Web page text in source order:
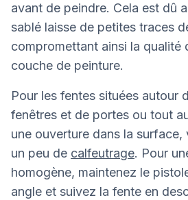
avant de peindre. Cela est dû
sablé laisse de petites traces
compromettant ainsi la qualité
couche de peinture.
Pour les fentes situées autour
fenêtres et de portes ou tout
une ouverture dans la surface,
un peu de calfeutrage. Pour
homogène, maintenez le
angle et suivez la fente en